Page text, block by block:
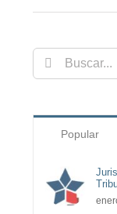
Buscar:
Popular